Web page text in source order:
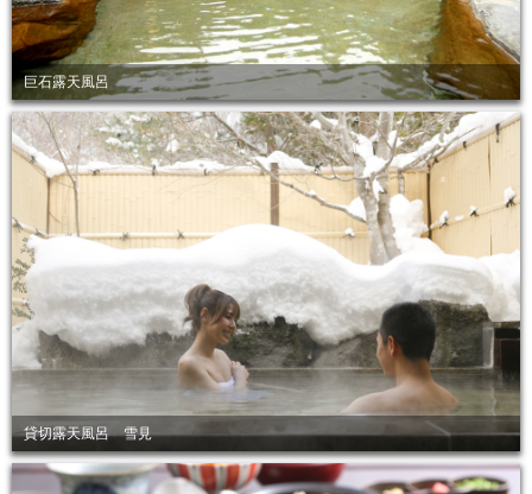
巨石露天風呂
貸切露天風呂 雪見